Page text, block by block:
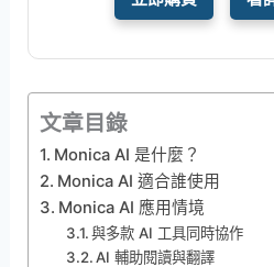
文章目錄
Monica AI 是什麼？
Monica AI 適合誰使用
Monica AI 應用情境
與多款 AI 工具同時協作
AI 輔助閱讀與翻譯